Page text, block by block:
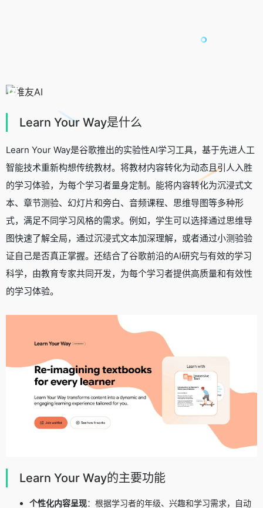
Learn Your Way是什么
Learn Your Way是谷歌推出的实验性AI学习工具，基于先进人工
智能技术重新构想传统教材。将教材内容转化为动态且引人入胜
的学习体验，为每个学习者量身定制。能将内容转化为沉浸式文
本、章节测验、幻灯片和旁白、音频课程、思维导图等多种形
式，满足不同学习风格的需求。例如，学生可以选择通过思维导
图快速了解全局，通过沉浸式文本加深理解，或者通过小测验验
证自己是否真正掌握。还结合了谷歌前沿的AI研究与有效的学习
科学，由教育专家共同开发，为每个学习者提供高质量和有效性
的学习体验。
Learn Your Way的主要功能
个性化内容呈现：根据学习者的年级、兴趣和学习需求，自动